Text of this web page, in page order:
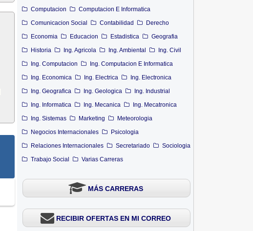
Computacion
Computacion E Informatica
Comunicacion Social
Contabilidad
Derecho
Economia
Educacion Estadistica
Geografia
Historia
Ing. Agricola Ing. Ambiental
Ing. Civil
Ing. Computacion
Ing. Computacion E Informatica
Ing. Economica
Ing. Electrica
Ing. Electronica
Ing. Geografica
Ing. Geologica
Ing. Industrial
Ing. Informatica
Ing. Mecanica
Ing. Mecatronica
Ing. Sistemas
Marketing
Meteorologia
Negocios Internacionales
Psicologia
Relaciones Internacionales
Secretariado
Sociologia
Trabajo Social
Varias Carreras
MÁS CARRERAS
RECIBIR OFERTAS EN MI CORREO